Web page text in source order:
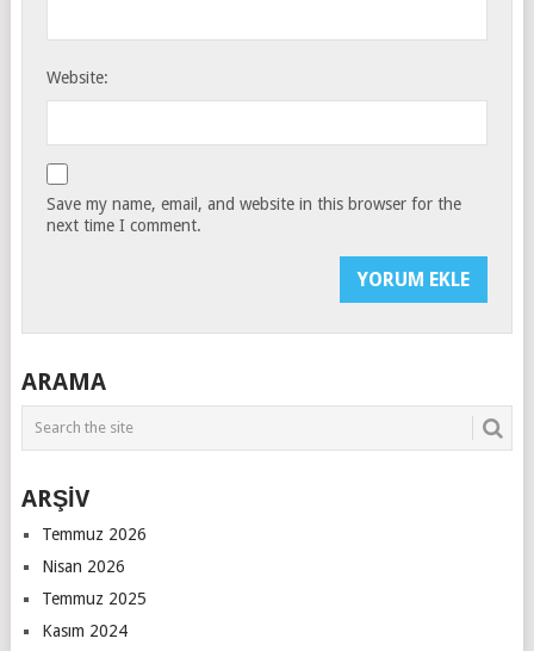
Website:
Save my name, email, and website in this browser for the
next time I comment.
ARAMA
ARŞİV
Temmuz 2026
Nisan 2026
Temmuz 2025
Kasım 2024